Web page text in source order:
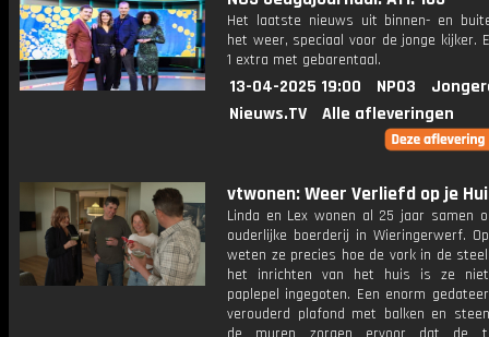
Het laatste nieuws uit binnen- en
het weer, speciaal voor de jonge kijker.
1 extra met gebarentaal.
13-04-2025 19:00 NPO3
Nieuws.TV
Alle afleveringen
vtwonen: Weer Verliefd op je
Linda en Lex wonen al 25 jaar samen
ouderlijke boerderij in Wieringerwerf.
weten ze precies hoe de vork in de
het inrichten van het huis is ze
paplepel ingegoten. Een enorm
verouderd plafond met balken en